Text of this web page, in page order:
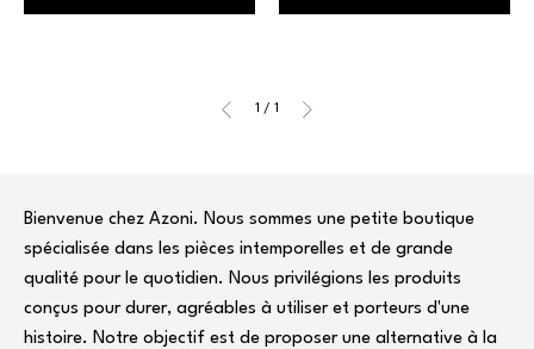
1 / 1
Bienvenue chez Azoni. Nous sommes une petite boutique
spécialisée dans les pièces intemporelles et de grande
qualité pour le quotidien. Nous privilégions les produits
conçus pour durer, agréables à utiliser et porteurs d'une
histoire. Notre objectif est de proposer une alternative à la